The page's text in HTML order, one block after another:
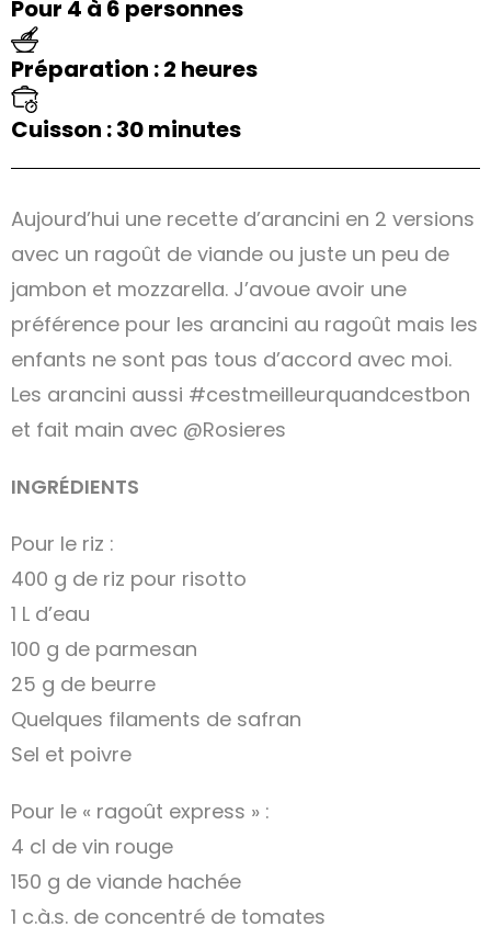
Pour 4 à 6 personnes
Préparation : 2 heures
Cuisson : 30 minutes
Aujourd’hui une recette d’arancini en 2 versions
avec un ragoût de viande ou juste un peu de
jambon et mozzarella. J’avoue avoir une
préférence pour les arancini au ragoût mais les
enfants ne sont pas tous d’accord avec moi.
Les arancini aussi #cestmeilleurquandcestbon
et fait main avec @Rosieres
INGRÉDIENTS
Pour le riz :
400 g de riz pour risotto
1 L d’eau
100 g de parmesan
25 g de beurre
Quelques filaments de safran
Sel et poivre
Pour le « ragoût express » :
4 cl de vin rouge
150 g de viande hachée
1 c.à.s. de concentré de tomates